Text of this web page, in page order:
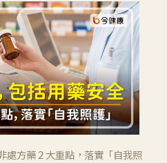
處方藥２大重點，落實「自我照